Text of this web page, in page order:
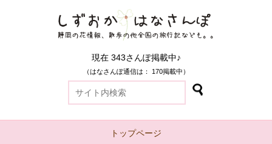
現在 343さんぽ掲載中♪
（はなさんぽ通信は： 170掲載中）
トップページ